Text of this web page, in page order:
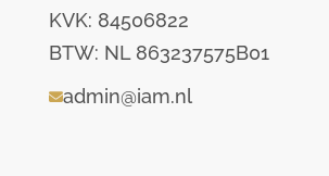
KVK: 84506822
BTW: NL 863237575B01
admin@iam.nl